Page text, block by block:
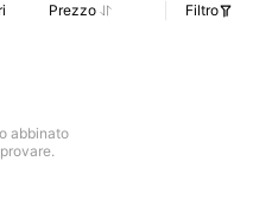
Prezzo Filtro
abbinato